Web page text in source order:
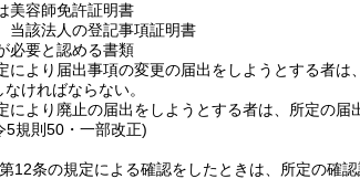
美容師免許証明書
当該法人の登記事項証明書
必要と認める書類
により届出事項の変更の届出をしようとする者は
ければならない。
により廃止の届出をしようとする者は、所定の届
5規則50・一部改正)
12条の規定による確認をしたときは、所定の確認